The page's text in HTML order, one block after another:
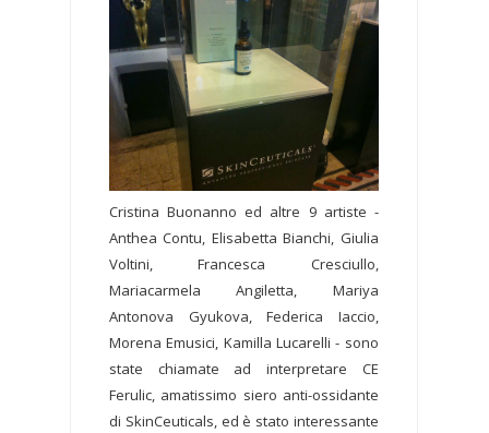
Cristina Buonanno ed altre 9 artiste -
Anthea Contu, Elisabetta Bianchi, Giulia
Voltini, Francesca Cresciullo,
Mariacarmela Angiletta, Mariya
Antonova Gyukova, Federica Iaccio,
Morena Emusici, Kamilla Lucarelli - sono
state chiamate ad interpretare CE
Ferulic, amatissimo siero anti-ossidante
di SkinCeuticals, ed è stato interessante